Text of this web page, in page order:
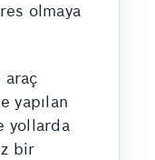
olmaya
araç
yapılan
yollarda
bir